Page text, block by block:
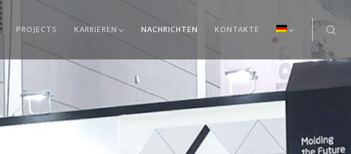
PROJECTS KARRIEREN NACHRICHTEN KONTAKTE